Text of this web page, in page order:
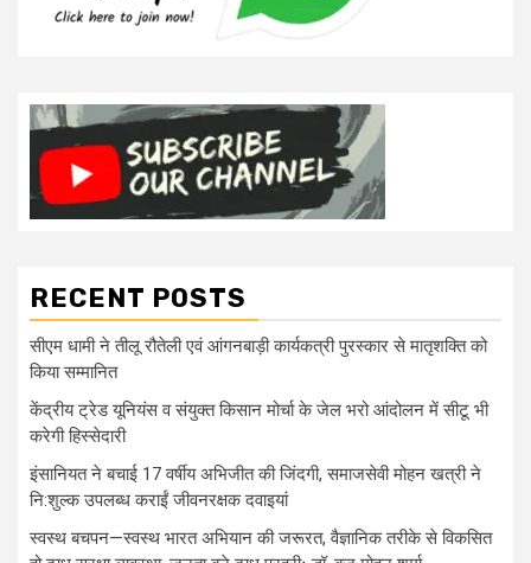
RECENT POSTS
सीएम धामी ने तीलू रौतेली एवं आंगनबाड़ी कार्यकत्री पुरस्कार से मातृशक्ति को
किया सम्मानित
केंद्रीय ट्रेड यूनियंस व संयुक्त किसान मोर्चा के जेल भरो आंदोलन में सीटू भी
करेगी हिस्सेदारी
इंसानियत ने बचाई 17 वर्षीय अभिजीत की जिंदगी, समाजसेवी मोहन खत्री ने
नि:शुल्क उपलब्ध कराईं जीवनरक्षक दवाइयां
स्वस्थ बचपन—स्वस्थ भारत अभियान की जरूरत, वैज्ञानिक तरीके से विकसित